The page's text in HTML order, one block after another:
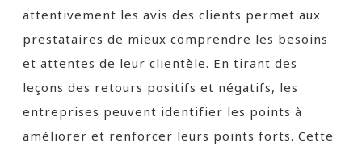
attentivement les avis des clients permet aux
prestataires de mieux comprendre les besoins
et attentes de leur clientèle. En tirant des
leçons des retours positifs et négatifs, les
entreprises peuvent identifier les points à
améliorer et renforcer leurs points forts. Cette